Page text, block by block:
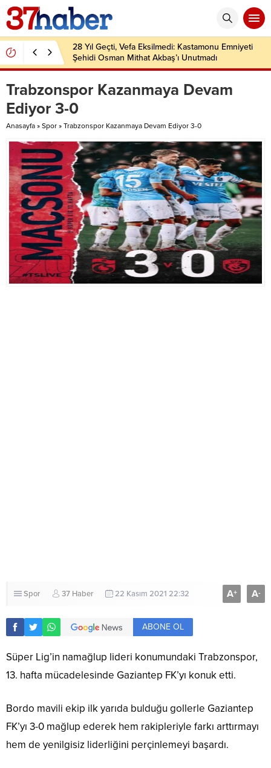
28 Yıl Geçti, Vefa Eksilmedi: Kastamonu Emniyeti
Şehidi Osman Mithat Akbaş’ı Unutmadı
Trabzonspor Kazanmaya Devam
Ediyor 3-0
Anasayfa » Spor » Trabzonspor Kazanmaya Devam Ediyor 3-0
Spor 37 Haber 22 Kasım 2021 22:32 A+ A-
ABONE OL
Süper Lig’in namağlup lideri konumundaki Trabzonspor,
13. hafta mücadelesinde Gaziantep FK’yı konuk etti.
Bordo mavili ekip ilk yarıda bulduğu gollerle Gaziantep
FK’yı 3-0 mağlup ederek hem rakipleriyle farkı arttırmayı
hem de yenilgisiz liderliğini perçinlemeyi başardı.